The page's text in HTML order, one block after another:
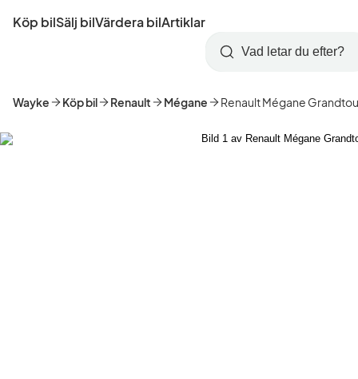
till
Startsida
Köp bilSälj bilVärdera bilArtiklar
Skapa
konto
Logga
in
Sök
Wayke Köp bil Renault Mégane Renault Mégane